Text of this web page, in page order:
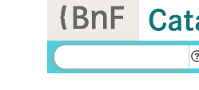
Panneau de gestion des cookies